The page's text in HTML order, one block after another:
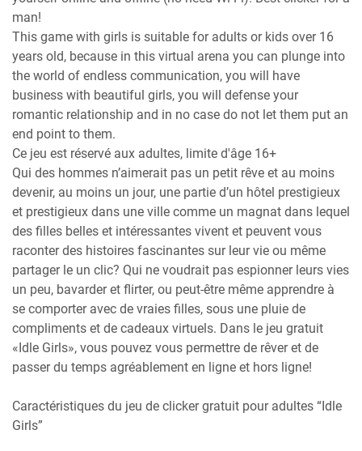
man!
This game with girls is suitable for adults or kids over 16
years old, because in this virtual arena you can plunge into
the world of endless communication, you will have
business with beautiful girls, you will defense your
romantic relationship and in no case do not let them put an
end point to them.
Ce jeu est réservé aux adultes, limite d'âge 16+
Qui des hommes n’aimerait pas un petit rêve et au moins
devenir, au moins un jour, une partie d’un hôtel prestigieux
et prestigieux dans une ville comme un magnat dans lequel
des filles belles et intéressantes vivent et peuvent vous
raconter des histoires fascinantes sur leur vie ou même
partager le un clic? Qui ne voudrait pas espionner leurs vies
un peu, bavarder et flirter, ou peut-être même apprendre à
se comporter avec de vraies filles, sous une pluie de
compliments et de cadeaux virtuels. Dans le jeu gratuit
«Idle Girls», vous pouvez vous permettre de rêver et de
passer du temps agréablement en ligne et hors ligne!
Caractéristiques du jeu de clicker gratuit pour adultes “Idle
Girls”